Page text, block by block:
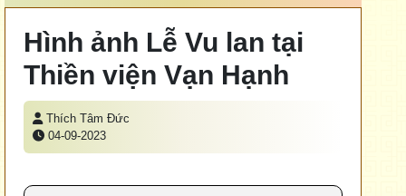
Hình ảnh Lễ Vu lan tại
Thiền viện Vạn Hạnh
Thích Tâm Đức
04-09-2023